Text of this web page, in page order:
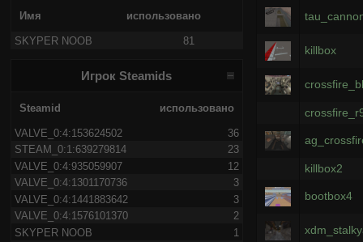
Имя использовано
SKYPER NOOB 81
Игрок Steamids
Steamid использовано
VALVE_0:4:153624502
36
STEAM_0:1:639279814
23
VALVE_0:4:935059907
12
VALVE_0:4:1301170736
3
VALVE_0:4:1441883642
3
VALVE_0:4:1576101370
2
SKYPER NOOB
1
killbox
killbox2
bootbox4